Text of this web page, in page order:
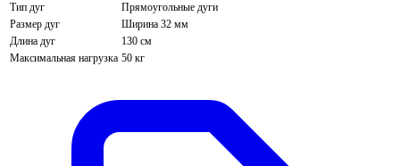
Тип дуг
Прямоугольные дуги
Размер дуг
Ширина 32 мм
Длина дуг
130 см
Максимальная нагрузка 50 кг